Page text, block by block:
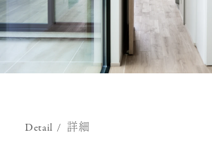
Detail 詳細